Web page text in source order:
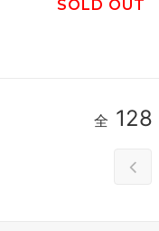
SOLD OUT
全 128